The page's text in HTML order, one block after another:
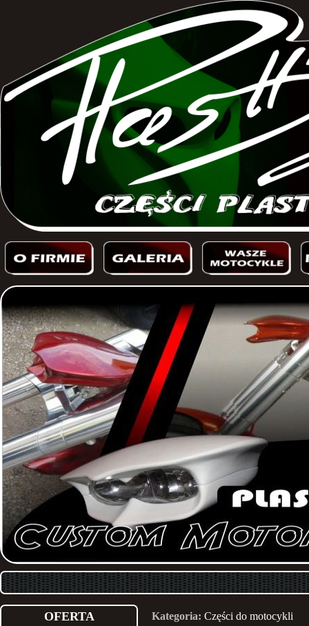
OFERTA Kategoria: Części do motocykli